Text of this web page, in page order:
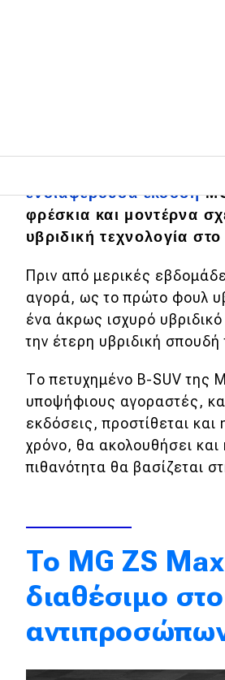
Main navigation
Νέα μοντέλα
Πρωτότυπα
Ελλάδα
Κόσμος
Τεχνολογία
Ασφάλεια
Αγορά
Test Drive
Δοκιμή
Αποστολή
Συγκρίνουμε
αγορά, εμπλουτίζει
ενδιαφέρουσα έκδοση
φρέσκια και μοντέρνα
υβριδική τεχνολογία στο
Πριν από μερικές
αγορά, ως το πρώτο φουλ
ένα άκρως ισχυρό
την έτερη υβριδική
Το πετυχημένο B-SUV της
υποψήφιους αγοραστές,
εκδόσεις, προστίθεται
χρόνο, θα ακολουθήσει
πιθανότητα θα βασίζεται
To MG ZS
διαθέσιμο